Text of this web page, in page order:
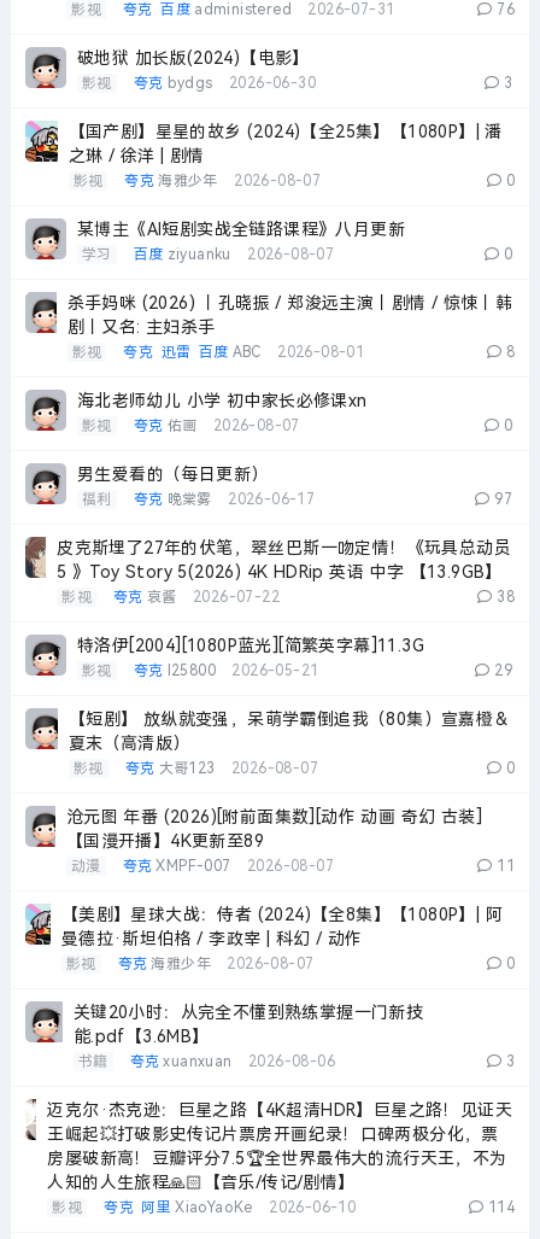
影视 夸克 百度 administered 2026-07-31 76
破地狱 加长版(2024)【电影】
影视 夸克 bydgs 2026-06-30 3
【国产剧】星星的故乡 (2024)【全25集】【1080P】| 潘
之琳 / 徐洋 | 剧情
影视 夸克 海雅少年 2026-08-07 0
某博主《AI短剧实战全链路课程》八月更新
学习 百度 ziyuanku 2026-08-07 0
杀手妈咪 (2026) 丨孔晓振 / 郑浚远主演丨剧情 / 惊悚丨韩
剧丨又名: 主妇杀手
影视 夸克 迅雷 百度 ABC 2026-08-01 8
海北老师幼儿 小学 初中家长必修课xn
影视 夸克 佑画 2026-08-07 0
男生爱看的（每日更新）
福利 夸克 晚棠雾 2026-06-17 97
皮克斯埋了27年的伏笔，翠丝巴斯一吻定情！《玩具总动员
5 》Toy Story 5(2026) 4K HDRip 英语 中字 【13.9GB】
影视 夸克 哀酱 2026-07-22 38
特洛伊[2004][1080P蓝光][简繁英字幕]11.3G
影视 夸克 l25800 2026-05-21 29
【短剧】 放纵就变强，呆萌学霸倒追我（80集）宣嘉橙＆
夏末（高清版）
影视 夸克 大哥123 2026-08-07 0
沧元图 年番 (2026)[附前面集数][动作 动画 奇幻 古装]
【国漫开播】4K更新至89
动漫 夸克 XMPF-007 2026-08-07 11
【美剧】星球大战：侍者 (2024)【全8集】【1080P】| 阿
曼德拉·斯坦伯格 / 李政宰 | 科幻 / 动作
影视 夸克 海雅少年 2026-08-07 0
关键20小时：从完全不懂到熟练掌握一门新技
能.pdf【3.6MB】
书籍 夸克 xuanxuan 2026-08-06 3
迈克尔·杰克逊：巨星之路【4K超清HDR】巨星之路！见证天
王崛起💥打破影史传记片票房开画纪录！口碑两极分化，票
房屡破新高！豆瓣评分7.5🏆全世界最伟大的流行天王，不为
人知的人生旅程🙏🏻【音乐/传记/剧情】
影视 夸克 阿里 XiaoYaoKe 2026-06-10 114